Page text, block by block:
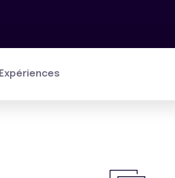
Expériences